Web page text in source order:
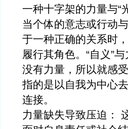
一种十字架的力量与“
当个体的意志或行动
于一种正确的关系时
履行其角色。“自义”
没有力量，所以就感
指的是以自我为中心
连接。
力量缺失导致压迫：